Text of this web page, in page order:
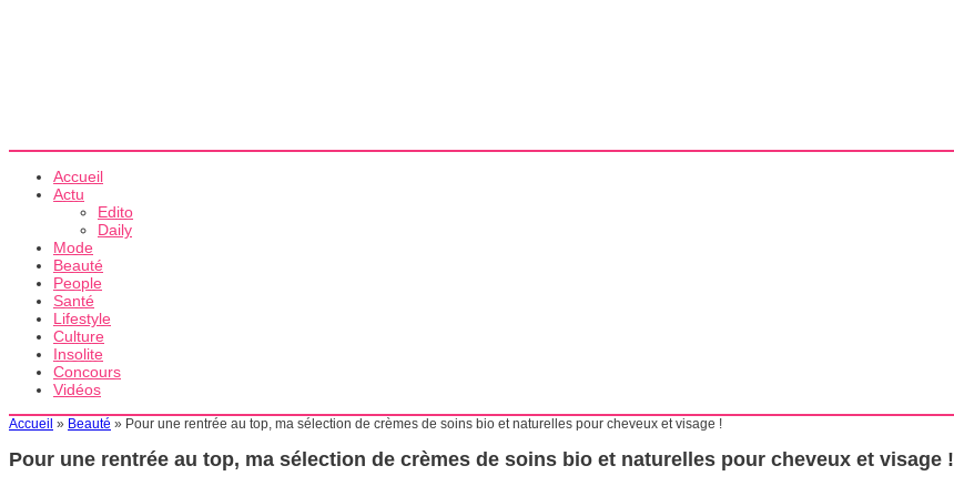
Accueil
Actu
Edito
Daily
Mode
Beauté
People
Santé
Lifestyle
Culture
Insolite
Concours
Vidéos
Accueil » Beauté » Pour une rentrée au top, ma sélection de crèmes de soins bio et naturelles pour cheveux et visage !
Pour une rentrée au top, ma sélection de crèmes de soins bio et naturelles pour cheveux et visage !